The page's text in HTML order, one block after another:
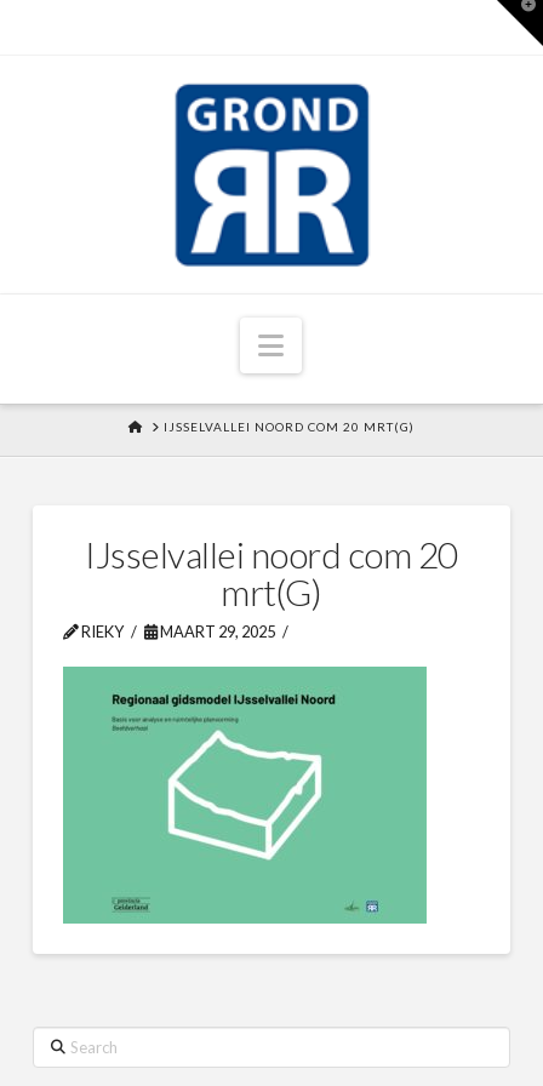
Navigation
HOMEIJSSELVALLEI NOORD COM 20 MRT(G)
IJsselvallei noord com 20
mrt(G)
RIEKY MAART 29, 2025
Search